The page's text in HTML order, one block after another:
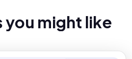
you might like